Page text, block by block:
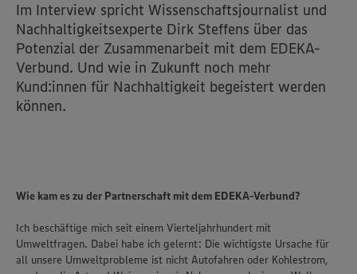
Im Interview spricht Wissenschaftsjournalist und
Nachhaltigkeitsexperte Dirk Steffens über das
Potenzial der Zusammenarbeit mit dem EDEKA-
Verbund. Und wie in Zukunft noch mehr
Kund:innen für Nachhaltigkeit begeistert werden
können.
Wie kam es zu der Partnerschaft mit dem EDEKA-Verbund?
Ich beschäftige mich seit einem Vierteljahrhundert mit
Umweltfragen. Dabei habe ich gelernt: Die wichtigste Ursache für
all unsere Umweltprobleme ist nicht Autofahren oder Kohlestrom,